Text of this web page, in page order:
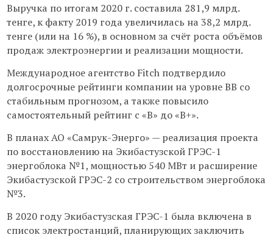
Выручка по итогам 2020 г. составила 281,9 млрд.
тенге, к факту 2019 года увеличилась на 38,2 млрд.
тенге (или на 16 %), в основном за счёт роста объёмов
продаж электроэнергии и реализации мощности.
Международное агентство Fitch подтвердило
долгосрочные рейтинги компании на уровне ВВ со
стабильным прогнозом, а также повысило
самостоятельный рейтинг с «В» до «В+».
В планах АО «Самрук-Энерго» — реализация проекта
по восстановлению на Экибастузской ГРЭС-1
энергоблока №1, мощностью 540 МВт и расширение
Экибастузской ГРЭС-2 со строительством энергоблока
№3.
В 2020 году Экибастузская ГРЭС-1 была включена в
список электростанций, планирующих заключить